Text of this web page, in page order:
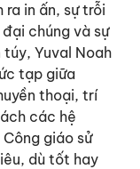
ra in ấn, sự trỗi
chúng và sự
Yuval Noah
tạp giữa
thoại, trí
các hệ
giáo sử
dù tốt hay